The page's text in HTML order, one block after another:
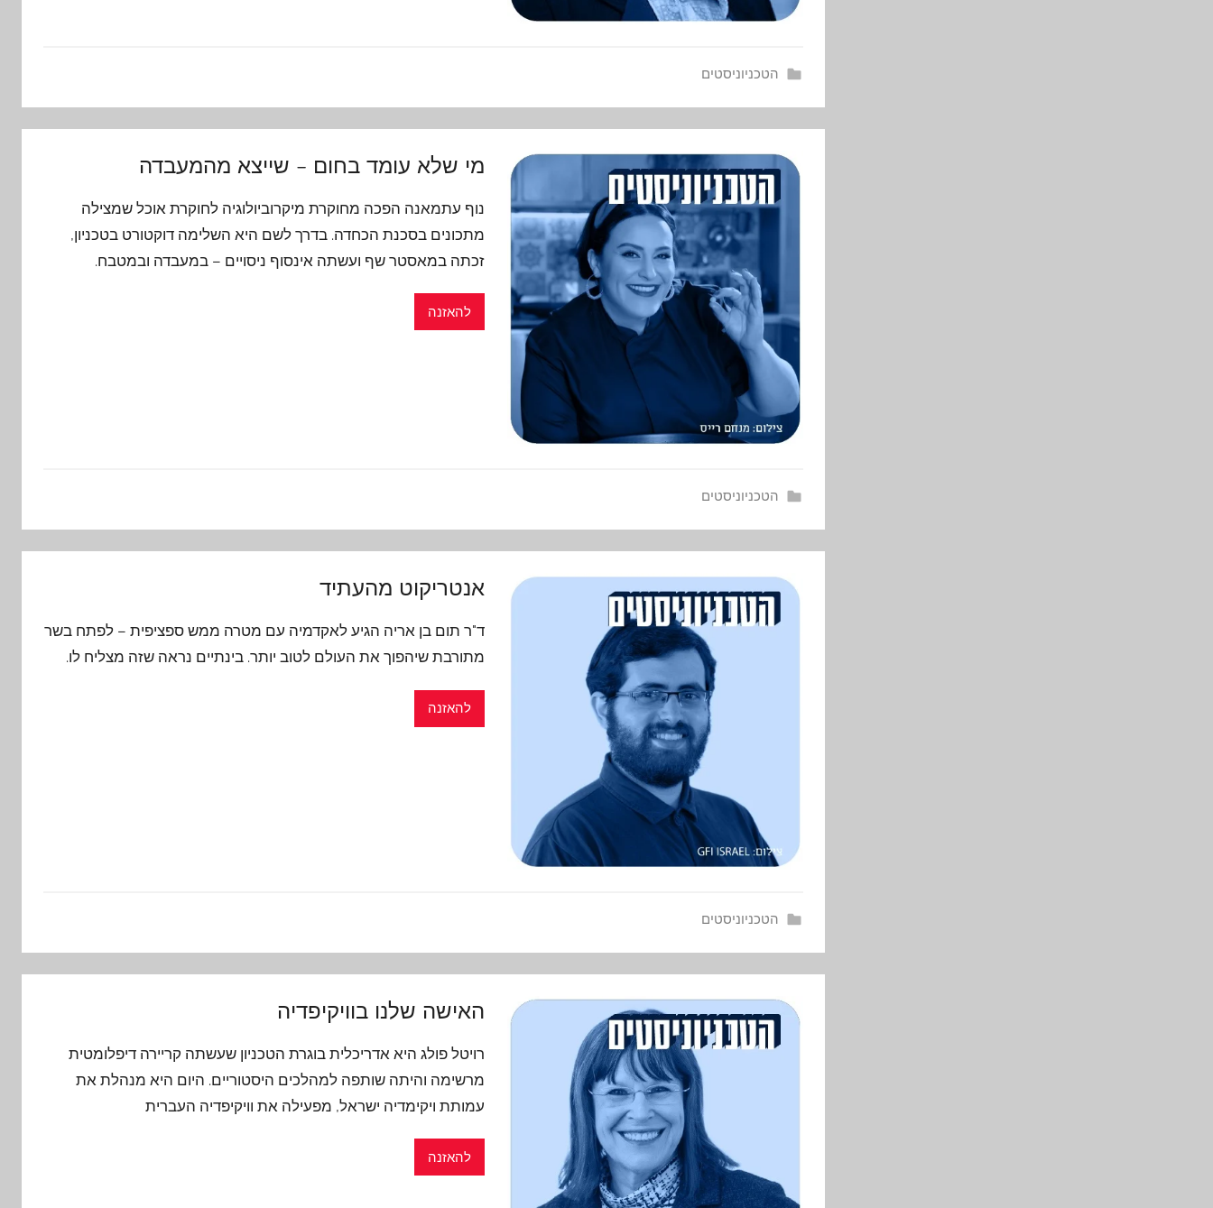
הטכניוניסטים
מי שלא עומד בחום – שייצא מהמעבדה
נוף עתמאנה הפכה מחוקרת מיקרוביולוגיה לחוקרת אוכל שמצילה
מתכונים בסכנת הכחדה. בדרך לשם היא השלימה דוקטורט בטכניון,
זכתה במאסטר שף ועשתה אינסוף ניסויים – במעבדה ובמטבח.
להאזנה
הטכניוניסטים
אנטריקוט מהעתיד
ד"ר תום בן אריה הגיע לאקדמיה עם מטרה ממש ספציפית – לפתח בשר
מתורבת שיהפוך את העולם לטוב יותר. בינתיים נראה שזה מצליח לו.
להאזנה
הטכניוניסטים
האישה שלנו בוויקיפדיה
רויטל פולג היא אדריכלית בוגרת הטכניון שעשתה קריירה דיפלומטית
מרשימה והיתה שותפה למהלכים היסטוריים. היום היא מנהלת את
עמותת ויקימדיה ישראל, מפעילה את וויקיפדיה העברית
להאזנה